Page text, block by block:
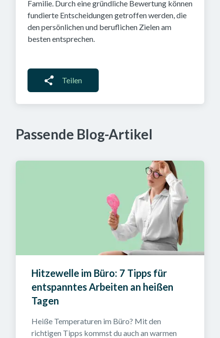
Familie. Durch eine gründliche Bewertung können
fundierte Entscheidungen getroffen werden, die
den persönlichen und beruflichen Zielen am
besten entsprechen.
Teilen
Passende Blog-Artikel
Hitzewelle im Büro: 7 Tipps für
entspanntes Arbeiten an heißen
Tagen
Heiße Temperaturen im Büro? Mit den
richtigen Tipps kommst du auch an warmen